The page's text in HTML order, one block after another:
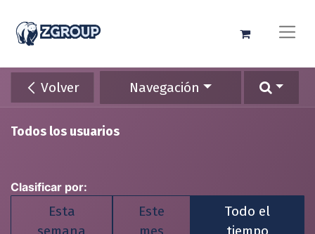
Volver Navegación
Todos los usuarios
Clasificar por:
Esta
semana
Este
mes
Todo el
tiempo